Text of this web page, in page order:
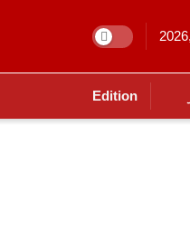
Edition